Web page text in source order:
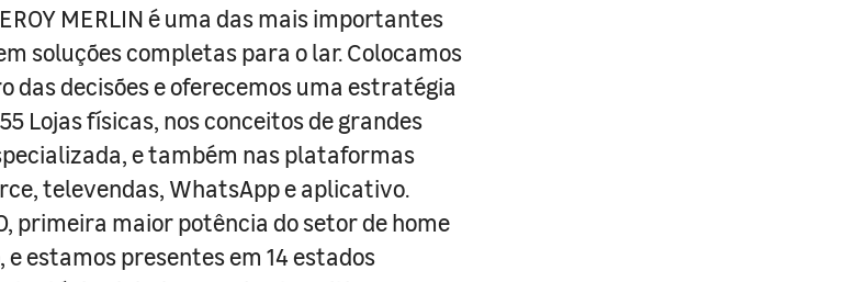
MERLIN é uma das mais importantes
soluções completas para o lar. Colocamos
das decisões e oferecemos uma estratégia
Lojas físicas, nos conceitos de grandes
e também nas plataformas
televendas, WhatsApp e aplicativo.
primeira maior potência do setor de home
estamos presentes em 14 estados